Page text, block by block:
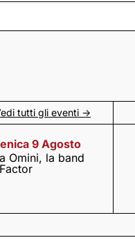
tutti gli eventi ->
9 Agosto
Omini, la band